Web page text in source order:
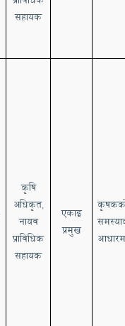
सहायक
कृषि
अधिकृत,
नायव
प्राविधिक
सहायक
एकाइ
प्रमुख